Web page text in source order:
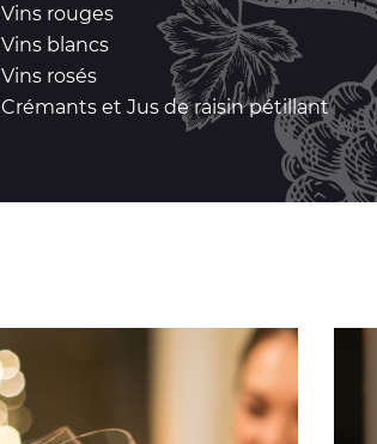
Vins rouges
Vins blancs
Vins rosés
Crémants et Jus de raisin pétillant